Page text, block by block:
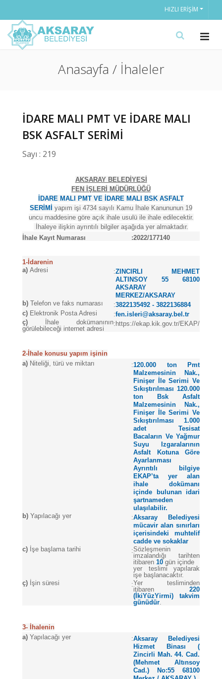
HIZLI ERIŞIM
Anasayfa / İhaleler
İDARE MALI PMT VE İDARE MALI
BSK ASFALT SERİMİ
Sayı : 219
AKSARAY BELEDİYESİ
FEN İŞLERİ MÜDÜRLÜĞÜ
İDARE MALI PMT VE İDARE MALI BSK ASFALT
SERİMİ
yapım işi 4734 sayılı Kamu İhale Kanununun 19
uncu maddesine göre açık ihale usulü ile ihale edilecektir.
İhaleye ilişkin ayrıntılı bilgiler aşağıda yer almaktadır.
İhale Kayıt Numarası
:2022/177140
1-İdarenin
a) Adresi :ZINCIRLI MEHMET
ALTINSOY 55 68100
AKSARAY
MERKEZ/AKSARAY
b) Telefon ve faks numarası :3822135492 - 3822136884
c) Elektronik Posta Adresi :fen.isleri@aksaray.bel.tr
ç) İhale dokümanının
görülebileceği internet adresi
: https://ekap.kik.gov.tr/EKAP/
2-İhale konusu yapım işinin
a) Niteliği, türü ve miktarı :120.000 ton Pmt
Malzemesinin Nak.,
Finişer İle Serimi Ve
Sıkıştırılması 120.000
ton Bsk Asfalt
Malzemesinin Nak.,
Finişer İle Serimi Ve
Sıkıştırılması 1.000
adet Tesisat
Bacaların Ve Yağmur
Suyu Izgaralarının
Asfalt Kotuna Göre
Ayarlanması
Ayrıntılı bilgiye
EKAP’ta yer alan
ihale dokümanı
içinde bulunan idari
şartnameden
ulaşılabilir.
b) Yapılacağı yer :Aksaray Belediyesi
mücavir alan sınırları
içerisindeki muhtelif
cadde ve sokaklar
c) İşe başlama tarihi :Sözleşmenin
imzalandığı tarihten
itibaren 10 gün içinde
yer teslimi yapılarak
işe başlanacaktır.
ç) İşin süresi :Yer tesliminden
itibaren 220
(İkiYüzYirmi) takvim
günüdür.
3- İhalenin
a) Yapılacağı yer :Aksaray Belediyesi
Hizmet Binası (
Zincirli Mah. 44. Cad.
(Mehmet Altınsoy
Cad.) No:55 68100